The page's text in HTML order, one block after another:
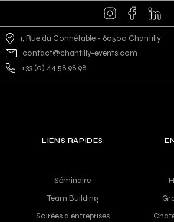
1, Rue du Connétable - 60500 Chantilly
contact@chantilly-events.com
+33 (0) 44 58 98 98
LIENS RAPIDES
Séminaire
Team Building
Soirées d'entreprises